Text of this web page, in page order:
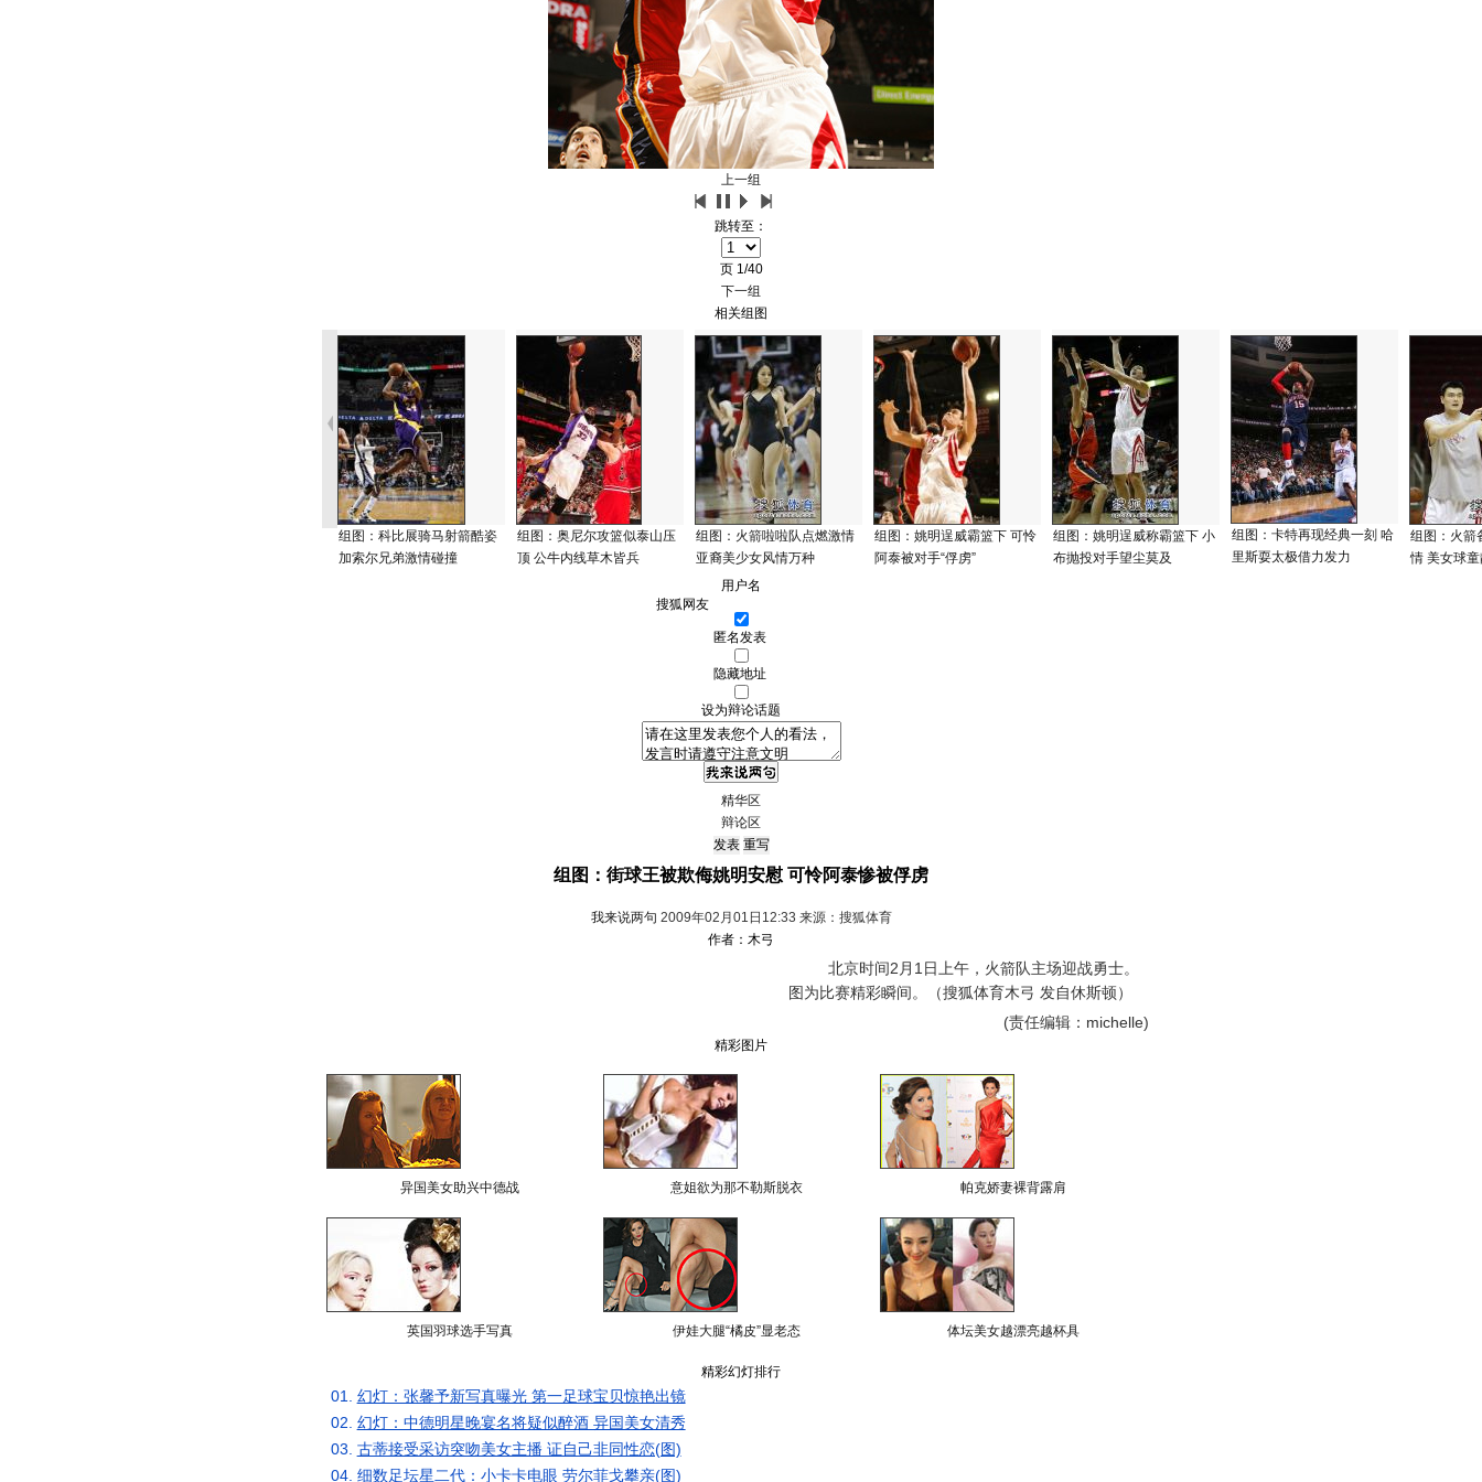
上一组
跳转至：
页 1/40
下一组
相关组图
组图：科比展骑马射箭酷姿
加索尔兄弟激情碰撞
组图：奥尼尔攻篮似泰山压
顶 公牛内线草木皆兵
组图：火箭啦啦队点燃激情
亚裔美少女风情万种
组图：姚明逞威霸篮下 可怜
阿泰被对手“俘虏”
组图：姚明逞威称霸篮下 小
布抛投对手望尘莫及
组图：卡特再现经典一刻 哈
里斯耍太极借力发力
组图：火箭
情 美女球
用户名
匿名发表
隐藏地址
设为辩论话题
精华区
辩论区
组图：街球王被欺侮姚明安慰 可怜阿泰惨被俘虏
我来说两句 2009年02月01日12:33 来源：搜狐体育
作者：木弓
北京时间2月1日上午，火箭队主场迎战勇士。
图为比赛精彩瞬间。（搜狐体育木弓 发自休斯顿）
(责任编辑：michelle)
精彩图片
异国美女助兴中德战 意姐欲为那不勒斯脱衣 帕克娇妻裸背露肩
英国羽球选手写真 伊娃大腿“橘皮”显老态 体坛美女越漂亮越杯具
精彩幻灯排行
01. 幻灯：张馨予新写真曝光 第一足球宝贝惊艳出镜
02. 幻灯：中德明星晚宴名将疑似醉酒 异国美女清秀
03. 古蒂接受采访突吻美女主播 证自己非同性恋(图)
04. 细数足坛星二代：小卡卡电眼 劳尔菲戈攀亲(图)